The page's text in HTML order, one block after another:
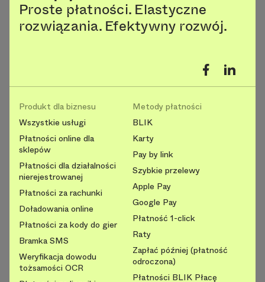
Proste płatności. Elastyczne
rozwiązania. Efektywny rozwój.
Produkt dla biznesu
Wszystkie usługi
Płatności online dla
sklepów
Płatności dla działalności
nierejestrowanej
Płatności za rachunki
Doładowania online
Płatności za kody do gier
Bramka SMS
Weryfikacja dowodu
tożsamości OCR
Metody płatności
BLIK
Karty
Pay by link
Szybkie przelewy
Apple Pay
Google Pay
Płatność 1-click
Raty
Zapłać później (płatność
odroczona)
Płatności BLIK Płacę